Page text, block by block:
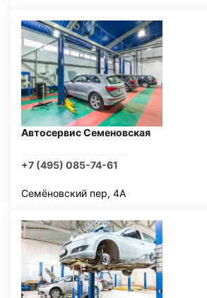
Автосервис Семеновская
+7 (495) 085-74-61
Семёновский пер, 4А